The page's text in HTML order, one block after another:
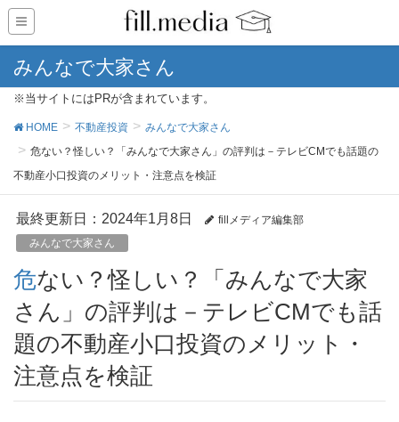
みんなで大家さん
※当サイトにはPRが含まれています。
HOME 不動産投資
みんなで大家さん
危ない？怪しい？「みんなで大家さん」の評判は－テレビCMでも話題の
不動産小口投資のメリット・注意点を検証
最終更新日：2024年1月8日
fillメディア編集部
みんなで大家さん
危ない？怪しい？「みんなで大家
さん」の評判は－テレビCMでも話
題の不動産小口投資のメリット・
注意点を検証